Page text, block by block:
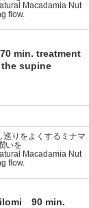
Macadamia Nut
flow.
min. treatment
supine
りをよくするミナマ
いを
Macadamia Nut
flow.
90 min.